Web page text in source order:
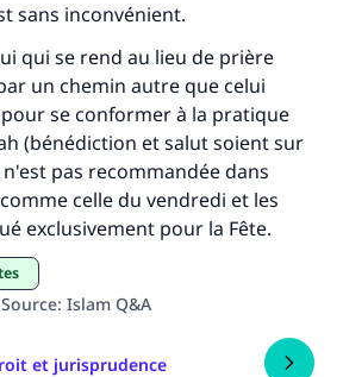
sans inconvénient.
qui se rend au lieu de prière
un chemin autre que celui
se conformer à la pratique
(bénédiction et salut soient sur
pas recommandée dans
celle du vendredi et les
exclusivement pour la Fête.
Source: Islam Q&A
et jurisprudence